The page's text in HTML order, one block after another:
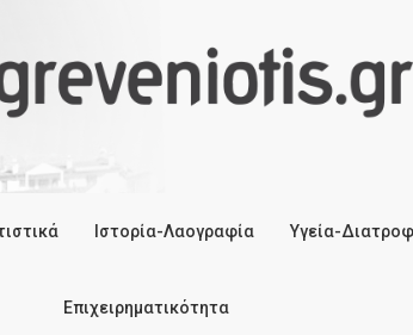
Ιστορία-Λαογραφία Υγεία-
Επιχειρηματικότητα